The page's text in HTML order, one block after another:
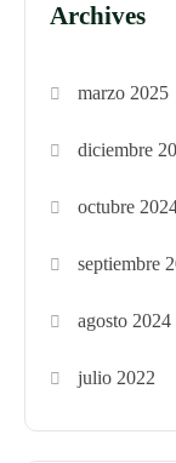
Archives
marzo 2025
diciembre
octubre
septiembre
agosto 2024
julio 2022